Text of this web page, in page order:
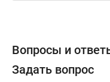
Вопросы и
Задать вопрос